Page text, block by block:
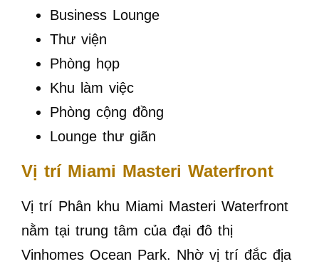
Business Lounge
Thư viện
Phòng họp
Khu làm việc
Phòng cộng đồng
Lounge thư giãn
Vị trí Miami Masteri Waterfront
Vị trí Phân khu Miami Masteri Waterfront
nằm tại trung tâm của đại đô thị
Vinhomes Ocean Park. Nhờ vị trí đắc địa